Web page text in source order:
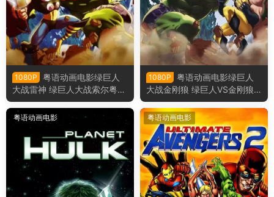
1080P
粤语动画电影绿巨人
大战雷神 绿巨人大战索尔粤语
版
1080P
粤语动画电影绿巨人
大战金刚狼 绿巨人VS金刚狼
粤语版
粤语动画电影 粤语动画电影